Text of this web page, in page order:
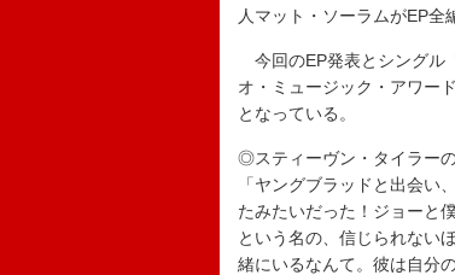
人マット・ソーラムがEP全
今回のEP発表とシングル
オ・ミュージック・アワー
となっている。
◎スティーヴン・タイラー
「ヤングブラッドと出会
たみたいだった！ジョーと
という名の、信じられない
緒にいるなんて。彼は自分